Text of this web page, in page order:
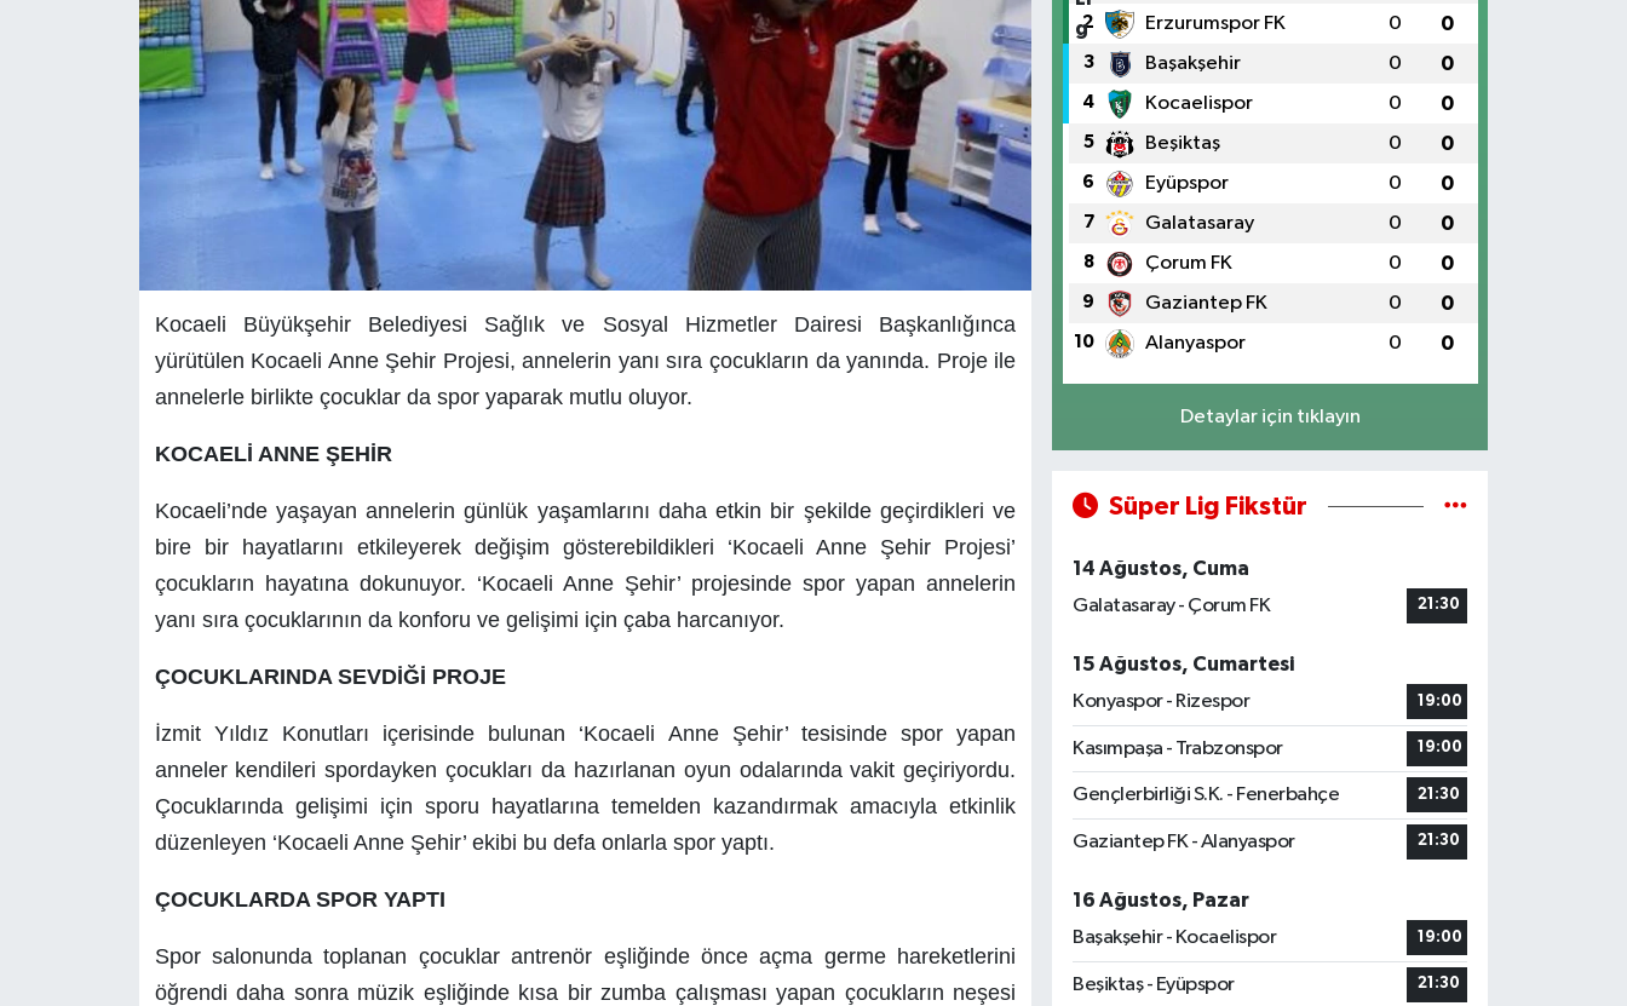
Kocaeli Büyükşehir Belediyesi Sağlık ve Sosyal Hizmetler Dairesi Başkanlığınca
yürütülen Kocaeli Anne Şehir Projesi, annelerin yanı sıra çocukların da yanında. Proje ile
annelerle birlikte çocuklar da spor yaparak mutlu oluyor.
KOCAELİ ANNE ŞEHİR
Kocaeli’nde yaşayan annelerin günlük yaşamlarını daha etkin bir şekilde geçirdikleri ve
bire bir hayatlarını etkileyerek değişim gösterebildikleri ‘Kocaeli Anne Şehir Projesi’
çocukların hayatına dokunuyor. ‘Kocaeli Anne Şehir’ projesinde spor yapan annelerin
yanı sıra çocuklarının da konforu ve gelişimi için çaba harcanıyor.
ÇOCUKLARINDA SEVDİĞİ PROJE
İzmit Yıldız Konutları içerisinde bulunan ‘Kocaeli Anne Şehir’ tesisinde spor yapan
anneler kendileri spordayken çocukları da hazırlanan oyun odalarında vakit geçiriyordu.
Çocuklarında gelişimi için sporu hayatlarına temelden kazandırmak amacıyla etkinlik
düzenleyen ‘Kocaeli Anne Şehir’ ekibi bu defa onlarla spor yaptı.
ÇOCUKLARDA SPOR YAPTI
Spor salonunda toplanan çocuklar antrenör eşliğinde önce açma germe hareketlerini
öğrendi daha sonra müzik eşliğinde kısa bir zumba çalışması yapan çocukların neşesi
2 Erzurumspor FK 0 0
3 Başakşehir 0 0
4 Kocaelispor 0 0
5 Beşiktaş 0 0
6 Eyüpspor 0 0
7 Galatasaray 0 0
8 Çorum FK 0 0
9 Gaziantep FK 0 0
10 Alanyaspor 0 0
Detaylar için tıklayın
Süper Lig Fikstür
14 Ağustos, Cuma
Galatasaray - Çorum FK
21:30
15 Ağustos, Cumartesi
Konyaspor - Rizespor
19:00
Kasımpaşa - Trabzonspor 19:00
Gençlerbirliği S.K. - Fenerbahçe 21:30
Gaziantep FK - Alanyaspor 21:30
16 Ağustos, Pazar
Başakşehir - Kocaelispor
19:00
Beşiktaş - Eyüpspor 21:30